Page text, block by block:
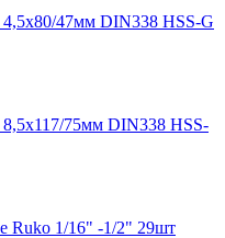
47мм DIN338 HSS-G
75мм DIN338 HSS-
Ruko 1/16" -1/2" 29шт